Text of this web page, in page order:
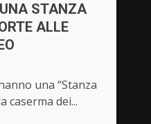
STANZA
ALLE
una “Stanza
caserma dei...